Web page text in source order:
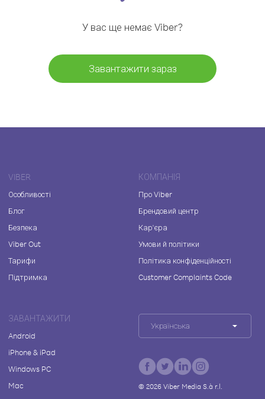
У вас ще немає Viber?
Завантажити зараз
VIBER
Особливості
Блог
Безпека
Viber Out
Тарифи
Підтримка
КОМПАНІЯ
Про Viber
Брендовий центр
Кар'єра
Умови й політики
Політика конфіденційності
Customer Complaints Code
ЗАВАНТАЖИТИ
Android
iPhone & iPad
Windows PC
Mac
Українська
© 2026Viber Media S.à r.l.